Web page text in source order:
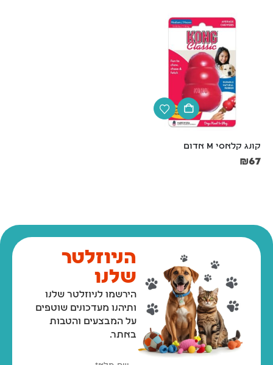
קונג קלאסי M אדום
₪67
הניוזלטר
שלנו
הירשמו לניוזלטר שלנו
ותיהנו מעדכונים שוטפים
על המבצעים והטבות
באתר.